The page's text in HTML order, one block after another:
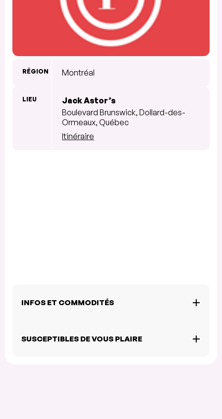
RÉGION Montréal
LIEU
Jack Astor’s
Boulevard Brunswick, Dollard-des-
Ormeaux, Québec
Itinéraire
INFOS ET COMMODITÉS
SUSCEPTIBLES DE VOUS PLAIRE